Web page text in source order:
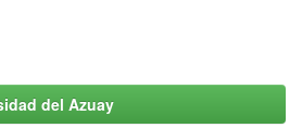
del Azuay